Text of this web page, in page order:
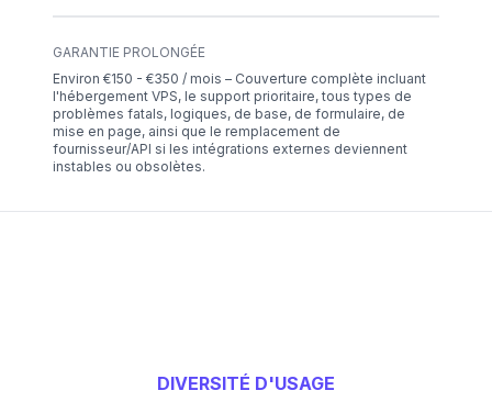
GARANTIE PROLONGÉE
Environ €150 - €350 / mois – Couverture complète incluant
l'hébergement VPS, le support prioritaire, tous types de
problèmes fatals, logiques, de base, de formulaire, de
mise en page, ainsi que le remplacement de
fournisseur/API si les intégrations externes deviennent
instables ou obsolètes.
DIVERSITÉ D'USAGE